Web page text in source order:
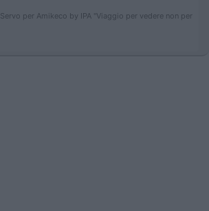
Servo per Amikeco by IPA "Viaggio per vedere non per